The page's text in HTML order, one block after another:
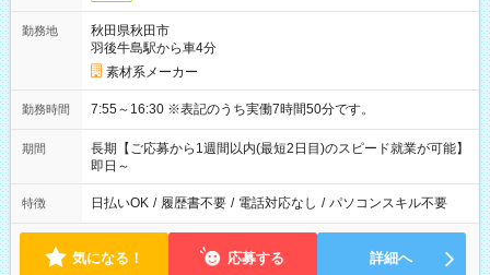
勤務地
秋田県秋田市
羽後牛島駅から車4分
素材系メーカー
勤務時間 7:55～16:30 ※表記のうち実働7時間50分です。
期間
長期【ご応募から1週間以内(最短2日目)のスピード就業が可能】
即日～
特徴 日払いOK / 履歴書不要 / 電話対応なし / パソコンスキル不要
気になる！ 応募する 詳細へ